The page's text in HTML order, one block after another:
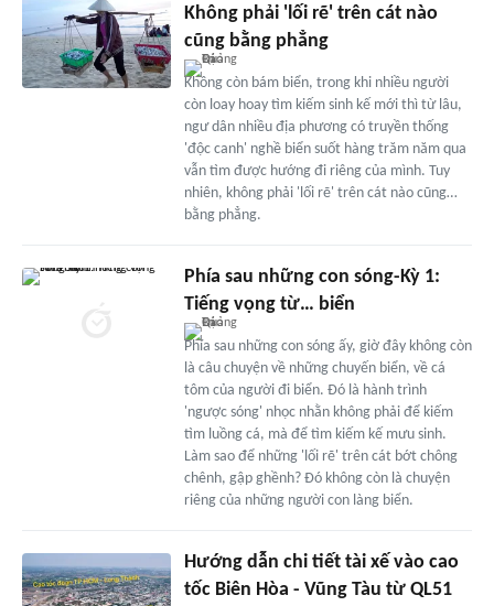
Không phải 'lối rẽ' trên cát nào
cũng bằng phẳng
Không còn bám biển, trong khi nhiều người
còn loay hoay tìm kiếm sinh kế mới thì từ lâu,
ngư dân nhiều địa phương có truyền thống
'độc canh' nghề biển suốt hàng trăm năm qua
vẫn tìm được hướng đi riêng của mình. Tuy
nhiên, không phải 'lối rẽ' trên cát nào cũng…
bằng phẳng.
Phía sau những con sóng-Kỳ 1:
Tiếng vọng từ… biển
Phía sau những con sóng ấy, giờ đây không còn
là câu chuyện về những chuyến biển, về cá
tôm của người đi biển. Đó là hành trình
'ngược sóng' nhọc nhằn không phải để kiếm
tìm luồng cá, mà để tìm kiếm kế mưu sinh.
Làm sao để những 'lối rẽ' trên cát bớt chông
chênh, gập ghềnh? Đó không còn là chuyện
riêng của những người con làng biển.
Hướng dẫn chi tiết tài xế vào cao
tốc Biên Hòa - Vũng Tàu từ QL51